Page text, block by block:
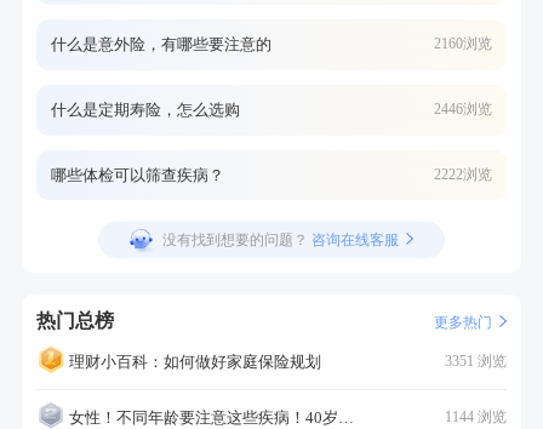
什么是意外险，有哪些要注意的 2160浏览
什么是定期寿险，怎么选购 2446浏览
哪些体检可以筛查疾病？ 2222浏览
没有找到想要的问题？ 咨询在线客服
热门总榜 更多热门
理财小百科：如何做好家庭保险规划 3351 浏览
女性！不同年龄要注意这些疾病！40岁的这个疾病最需要注意！ 1144 浏览